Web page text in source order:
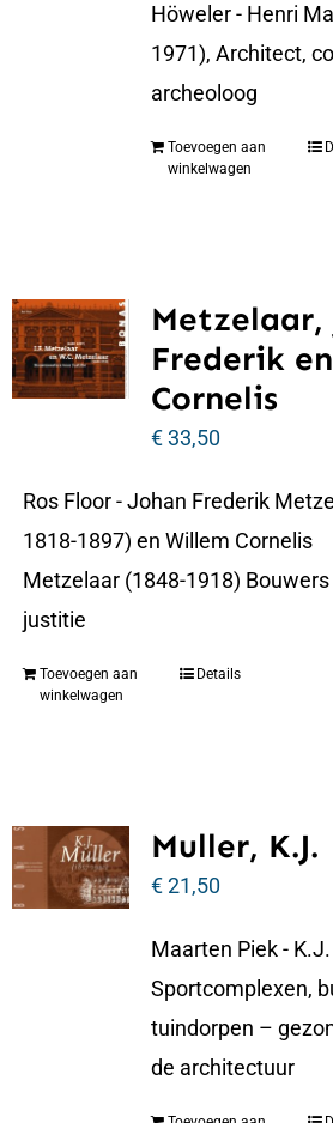
Höweler - Henri
1971), Architect,
archeoloog
Toevoegen aan
winkelwagen
Metzelaar,
Frederik
Cornelis
€33,50
Ros Floor - Johan Frederik
1818-1897) en Willem Cornelis
Metzelaar (1848-1918)
justitie
Toevoegen aan
winkelwagen
Details
Muller, K.J.
€21,50
Maarten Piek -
Sportcomplexen,
tuindorpen –
de architectuur